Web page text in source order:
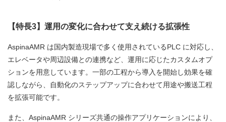
【特長3】運用の変化に合わせて支え続ける拡張性
AspinaAMR は国内製造現場で多く使用されているPLC に対応し、
エレベータや周辺設備との連携など、運用に応じたカスタムオプ
ションを用意しています。一部の工程から導入を開始し効果を確
認しながら、自動化のステップアップに合わせて用途や搬送工程
を拡張可能です。
また、AspinaAMR シリーズ共通の操作アプリケーションにより、